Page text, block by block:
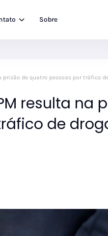
Sobre
prisão de quatro pessoas por tráfico
resulta na
de